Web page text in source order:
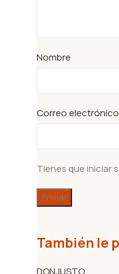
Nombre
Correo electrónico
Tienes que iniciar
También le
DONJUSTO